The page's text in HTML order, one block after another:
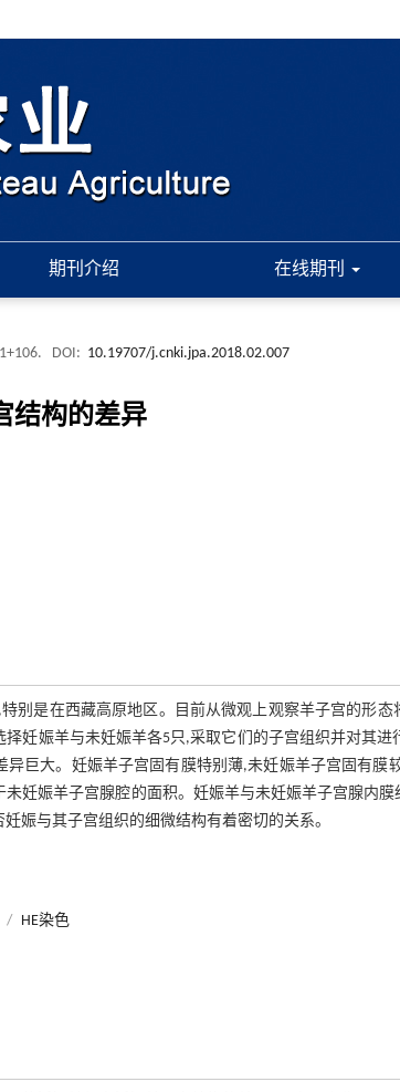
期刊介绍 在线期刊
DOI: 10.19707/j.cnki.jpa.2018.02.007
结构的差异
别是在西藏高原地区。目前从微观上观察羊子宫的形
妊娠羊与未妊娠羊各5只,采取它们的子宫组织并对其进
巨大。妊娠羊子宫固有膜特别薄,未妊娠羊子宫固有膜
妊娠羊子宫腺腔的面积。妊娠羊与未妊娠羊子宫腺内
娠与其子宫组织的细微结构有着密切的关系。
/ HE染色